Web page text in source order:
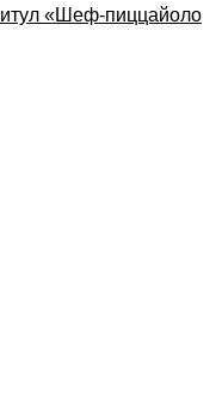
«Шеф-пиццайоло